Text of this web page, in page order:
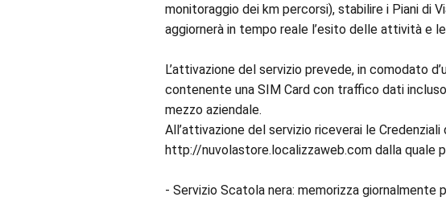
monitoraggio dei km percorsi), stabilire i Piani di
aggiornerà in tempo reale l’esito delle attività e
L’attivazione del servizio prevede, in comodato
contenente una SIM Card con traffico dati
mezzo aziendale.
All’attivazione del servizio riceverai le
http://nuvolastore.localizzaweb.com dalla quale
- Servizio Scatola nera: memorizza